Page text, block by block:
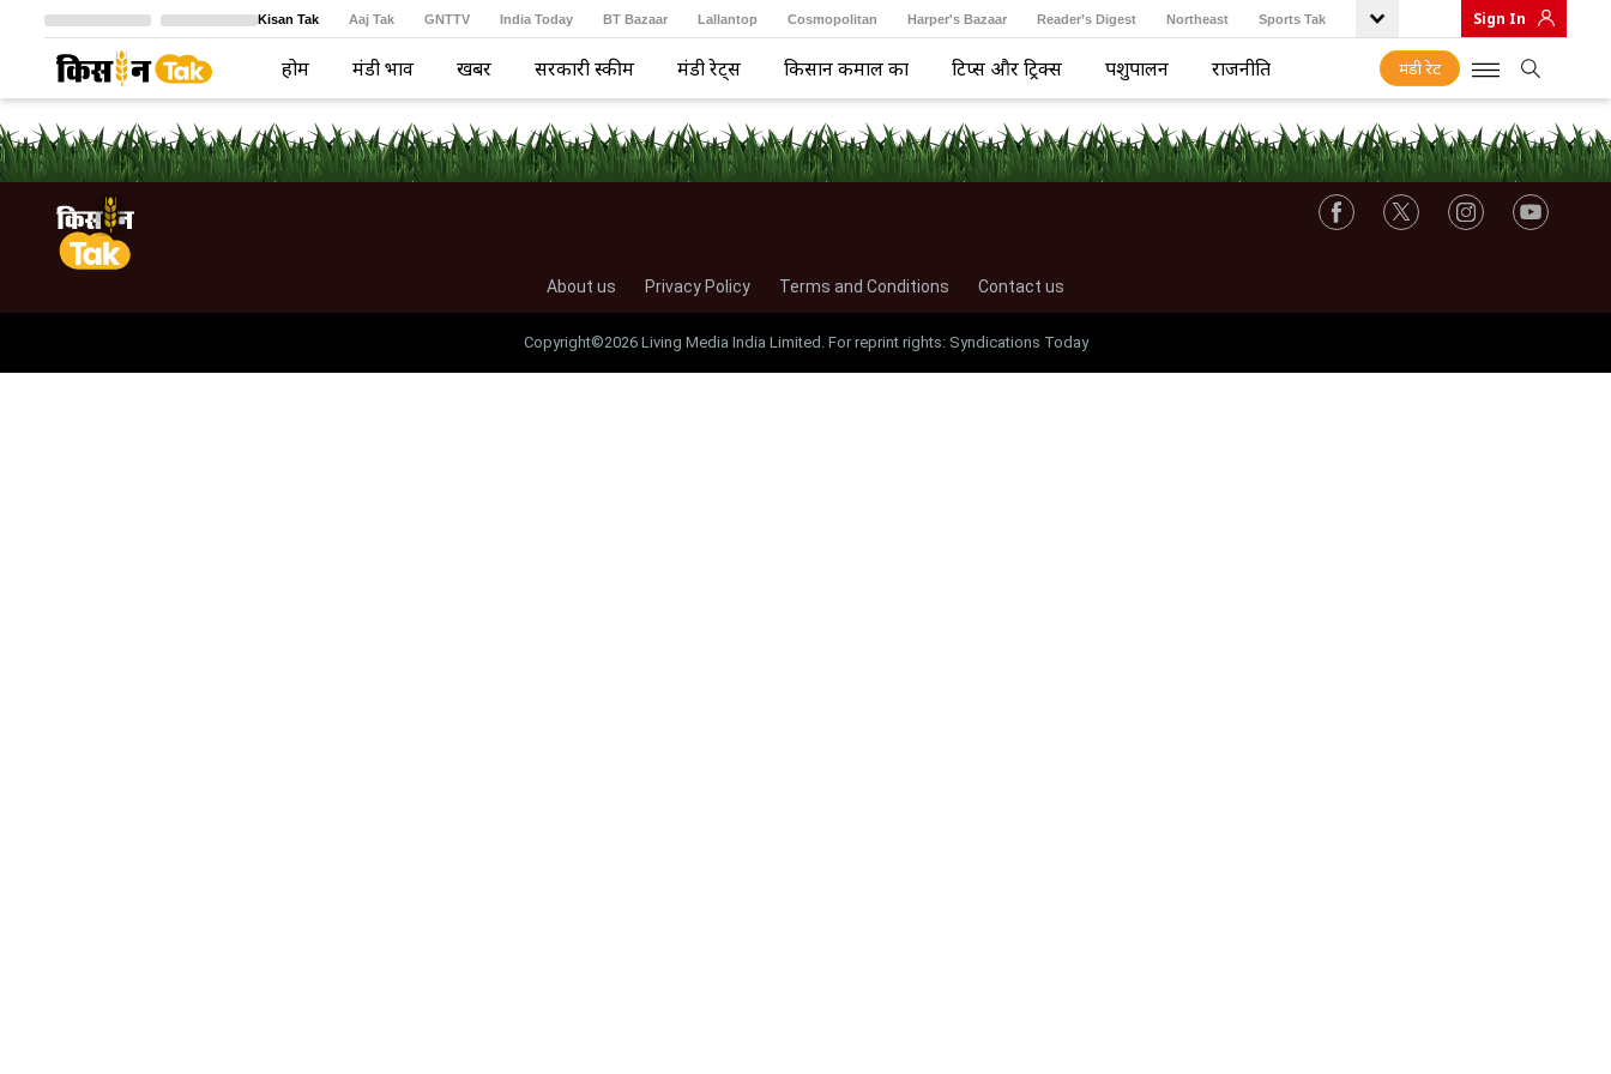
Kisan Tak Aaj Tak GNTTV India Today BT Bazaar Lallantop Cosmopolitan Harper's Bazaar Reader’s Digest Northeast Sports Tak
Crime Tak Astro Tak
Sign In
होम मंडी भाव खबरें सरकारी स्कीम मंडी रेट्स किसान कमाल का टिप्स और ट्रिक्स पशुपालन राजनीति मंडी रेट
About us Privacy Policy Terms and Conditions Contact us
Copyright©2026 Living Media India Limited. For reprint rights: Syndications Today